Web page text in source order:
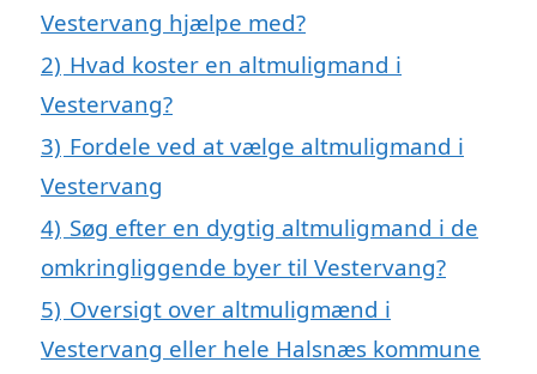
Vestervang hjælpe med?
2) Hvad koster en altmuligmand i
Vestervang?
3) Fordele ved at vælge altmuligmand i
Vestervang
4) Søg efter en dygtig altmuligmand i de
omkringliggende byer til Vestervang?
5) Oversigt over altmuligmænd i
Vestervang eller hele Halsnæs kommune